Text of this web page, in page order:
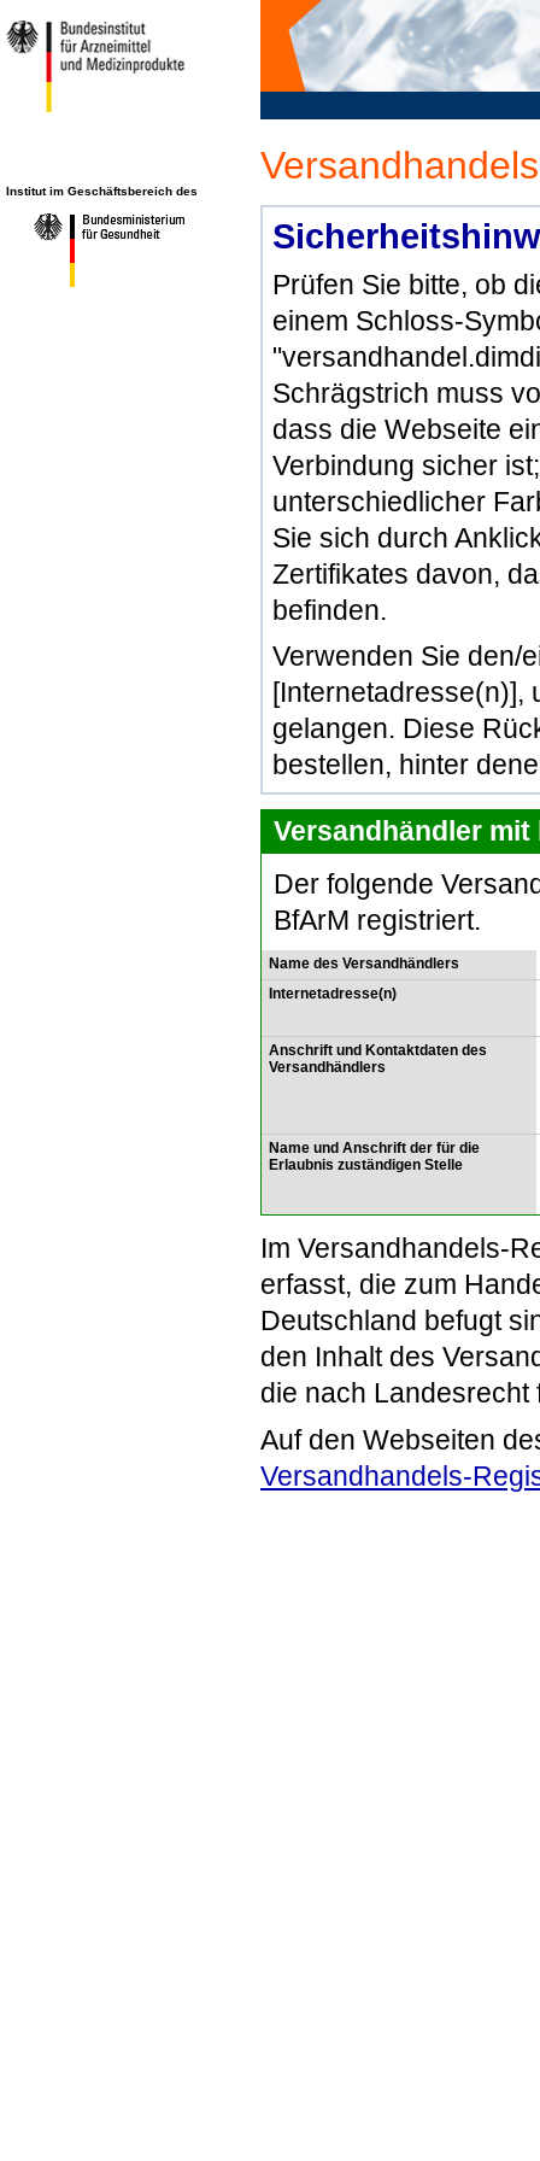
Institut im Geschäftsbereich des
Prüfen Sie bitte, ob
einem Schloss-
Schrägstrich muss
dass die Webseite
Verbindung sicher
unterschiedlicher
Sie sich durch
Zertifikates davon,
befinden.
Verwenden Sie den/
[Internetadresse(n)],
gelangen. Diese
bestellen, hinter
Versandhändler
Der folgende
BfArM registriert.
Name des Versandhändlers
Internetadresse(n)
Anschrift und Kontaktdaten des
Versandhändlers
Name und Anschrift der für die
Erlaubnis zuständigen Stelle
Im Versandhandels-
erfasst, die zum
Deutschland befugt
den Inhalt des
die nach Landesrecht
Auf den Webseiten
Versandhandels-